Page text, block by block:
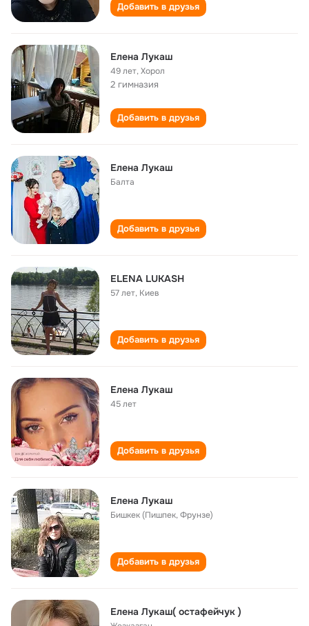
Добавить в друзья
Елена Лукаш
49 лет,Хорол
2 гимназия
Добавить в друзья
Елена Лукаш
Балта
Добавить в друзья
ELENA LUKASH
57 лет, Киев
Добавить в друзья
Елена Лукаш
45 лет
Добавить в друзья
Елена Лукаш
Бишкек (Пишпек, Фрунзе)
Добавить в друзья
Елена Лукаш( остафейчук )